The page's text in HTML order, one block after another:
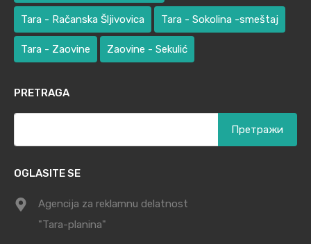
Tara - Račanska Šljivovica Tara - Sokolina -smeštaj
Tara - Zaovine Zaovine - Sekulić
PRETRAGA
OGLASITE SE
Agencija za reklamnu delatnost
"Tara-planina"